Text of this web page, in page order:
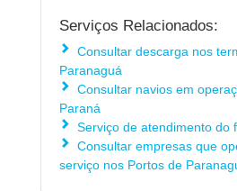
Serviços Relacionados:
Consultar descarga nos
Paranaguá
Consultar navios em
Paraná
Serviço de atendimento do
Consultar empresas que
serviço nos Portos de